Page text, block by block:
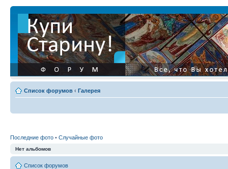
Список форумов ‹ Галерея
Последние фото • Случайные фото
Нет альбомов
Список форумов